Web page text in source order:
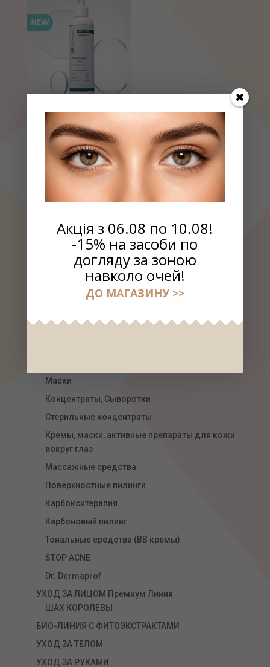
тоник для
проблемной кожи,
250мл
РАСПРОДАЖА
ВЫБРАТЬ КОСМЕТИКУ
УХОД ЗА ЛИЦОМ
Линия для губ Сherry lady
Тонизирующие средства
Маски
Концентраты, Сыворотки
Стерильные концентраты
Кремы, маски, активные препараты для кожи
вокруг глаз
Массажные средства
Поверхностные пилинги
Карбокситерапия
Карбоновый пилинг
Тональные средства (ВВ кремы)
STOP ACNE
Dr. Dermaprof
УХОД ЗА ЛИЦОМ Премиум Линия
ШАХ КОРОЛЕВЫ
БИО-ЛИНИЯ С ФИТОЭКСТРАКТАМИ
УХОД ЗА ТЕЛОМ
УХОД ЗА РУКАМИ
Акція з 06.08 по 10.08!
-15% на засоби по
догляду за зоною
навколо очей!
ДО МАГАЗИНУ >>